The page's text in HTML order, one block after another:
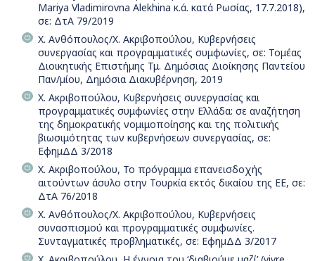
Mariya Vladimirovna Alekhina κ.ά. κατά Ρωσίας, 17.7.2018),
σε: ΔτΑ 79/2019
Χ. Ανθόπουλος/Χ. Ακριβοπούλου, Κυβερνήσεις
συνεργασίας και προγραμματικές συμφωνίες, σε: Τομέας
Διοικητικής Επιστήμης Τμ. Δημόσιας Διοίκησης Παντείου
Παν/μίου, Δημόσια Διακυβέρνηση, 2019
Χ. Ακριβοπούλου, Κυβερνήσεις συνεργασίας και
προγραμματικές συμφωνίες στην Ελλάδα: σε αναζήτηση
της δημοκρατικής νομιμοποίησης και της πολιτικής
βιωσιμότητας των κυβερνήσεων συνεργασίας, σε:
ΕφημΔΔ 3/2018
Χ. Ακριβοπούλου, Το πρόγραμμα επανεισδοχής
αιτούντων άσυλο στην Τουρκία εκτός δικαίου της ΕΕ, σε:
ΔτΑ 76/2018
Χ. Ανθόπουλος/Χ. Ακριβοπούλου, Κυβερνήσεις
συνασπισμού και προγραμματικές συμφωνίες.
Συνταγματικές προβληματικές, σε: ΕφημΔΔ 3/2017